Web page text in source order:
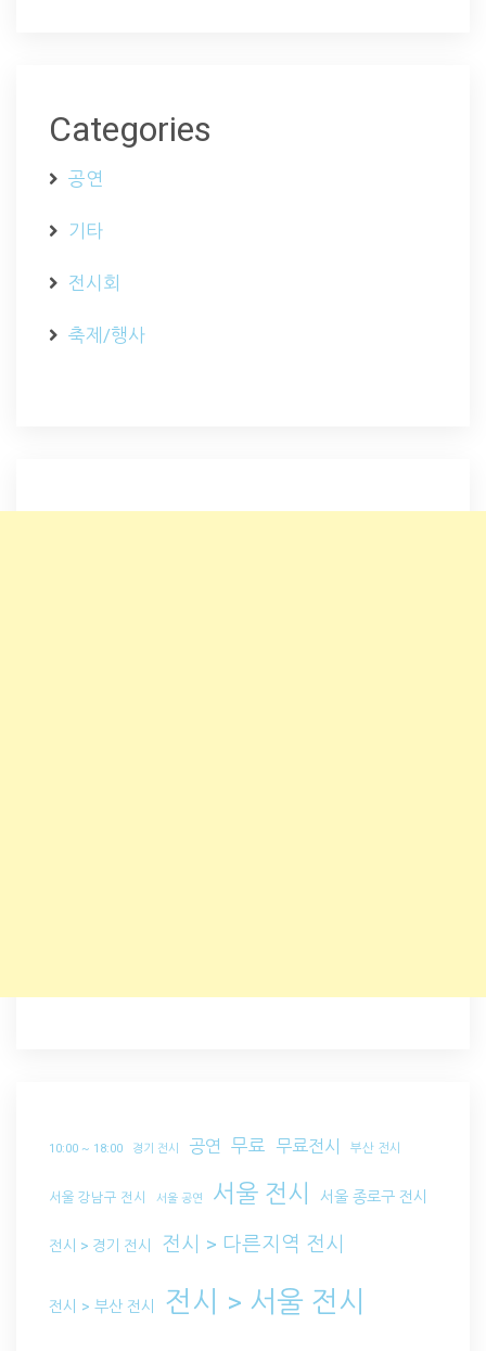
Categories
공연
기타
전시회
축제/행사
10:00 ~ 18:00 경기 전시 공연 무료 무료전시 부산 전시
서울 강남구 전시 서울 공연 서울 전시 서울 종로구 전시
전시 > 경기 전시 전시 > 다른지역 전시
전시 > 부산 전시 전시 > 서울 전시